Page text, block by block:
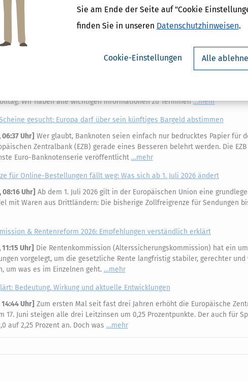
Sie am Ende der Seite auf "Cookie
finden Sie in unseren Datenschutzhinweisen.
Cookie-Einstellungen Alle
Gewerkschaft
& Speedweek: Termine, Bußgelder & Strafen
Uhr
sondern in ganz Europa. Anders als bei der Speedweek im April gibt es im
Wir haben alle wichtigen Informationen zu Terminen mehr
gesucht: Europa darf über sein künftiges Bargeld abstimmen
06:37 Uhr] Wer glaubt, Banknoten seien einfach nur bedrucktes Papier für
Zentralbank (EZB) gerade eines Besseren belehrt werden. Die
Euro-Banknotenserie veröffentlicht
mehr
für Online-Bestellungen fällt weg: Was sich ab 1. Juli 2026 ändert
08:16 Uhr] Ab dem 1. Juli 2026 gilt in der Europäischen Union eine
mit Waren aus Drittländern: Die bisherige Zollfreigrenze für Sendungen
& Rentenreform 2026: Empfehlungen verständlich erklärt
11:15 Uhr] Die Rentenkommission (Alterssicherungskommission) hat ein
vorgelegt, um die gesetzliche Rente langfristig stabiler, gerechter
um was es im Einzelnen geht.
mehr
Bedeutung, Wirkung und aktuelle Entwicklungen
14:44 Uhr] Zum ersten Mal seit fast drei Jahren erhöht die Europäische
17. Juni steigen alle drei Leitzinsen um 0,25 Prozentpunkte. Der auch für
auf 2,25 Prozent an. Doch was
mehr